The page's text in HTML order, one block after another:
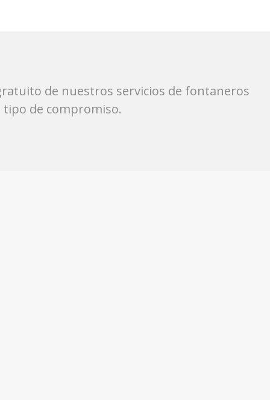
de nuestros servicios de fontaneros
de compromiso.